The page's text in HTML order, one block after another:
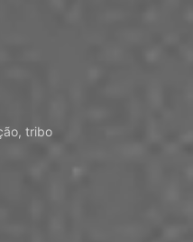
tribo